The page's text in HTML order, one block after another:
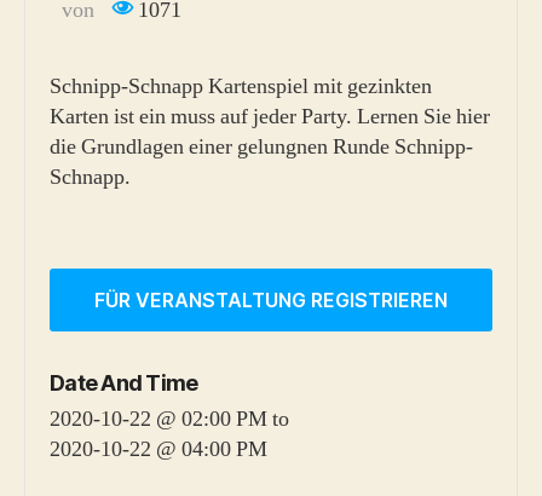
von 1071
Schnipp-Schnapp Kartenspiel mit gezinkten
Karten ist ein muss auf jeder Party. Lernen Sie hier
die Grundlagen einer gelungnen Runde Schnipp-
Schnapp.
FÜR VERANSTALTUNG REGISTRIEREN
Date And Time
2020-10-22 @ 02:00 PMto
2020-10-22 @ 04:00 PM